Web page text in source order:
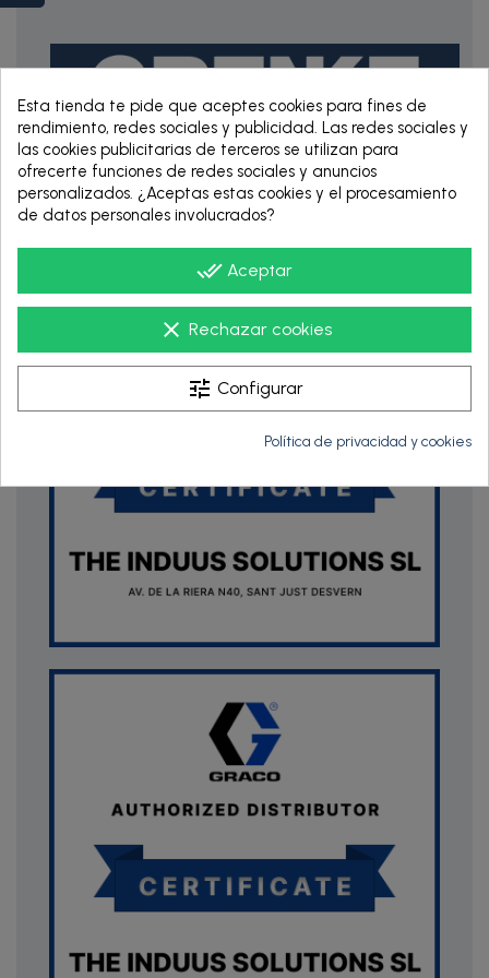
RENTING DE 12
HASTA 60 MESES
Esta tienda te pide que aceptes cookies para fines de
rendimiento, redes sociales y publicidad. Las redes sociales y
las cookies publicitarias de terceros se utilizan para
ofrecerte funciones de redes sociales y anuncios
personalizados. ¿Aceptas estas cookies y el procesamiento
de datos personales involucrados?
done_all Aceptar
clear Rechazar cookies
tune Configurar
Política de privacidad y cookies